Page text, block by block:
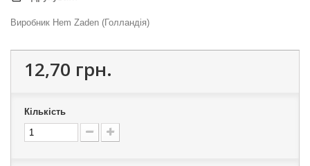
Виробник Hem Zaden (Голландія)
12,70 грн.
Кількість